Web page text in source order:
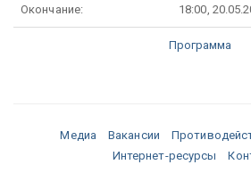
Окончание: 18:00,
Программа
Медиа Вакансии
Интернет-ресурсы